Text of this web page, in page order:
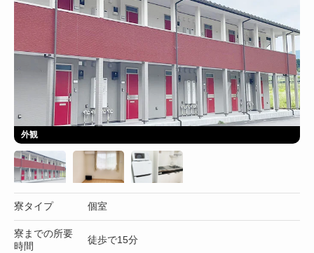
外観
寮タイプ 個室
寮までの所要
時間
徒歩で15分